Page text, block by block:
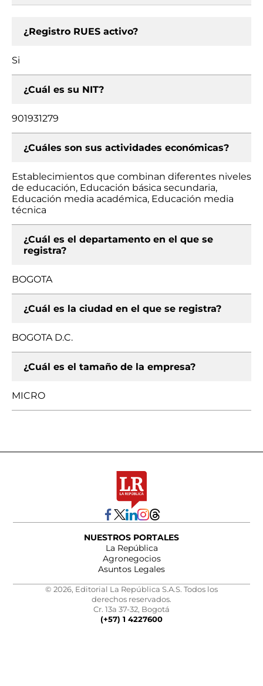
¿Registro RUES activo?
Si
¿Cuál es su NIT?
901931279
¿Cuáles son sus actividades económicas?
Establecimientos que combinan diferentes niveles
de educación, Educación básica secundaria,
Educación media académica, Educación media
técnica
¿Cuál es el departamento en el que se
registra?
BOGOTA
¿Cuál es la ciudad en el que se registra?
BOGOTA D.C.
¿Cuál es el tamaño de la empresa?
MICRO
NUESTROS PORTALES
La República
Agronegocios
Asuntos Legales
© 2026, Editorial La República S.A.S. Todos los
derechos reservados.
Cr. 13a 37-32, Bogotá
(+57) 1 4227600